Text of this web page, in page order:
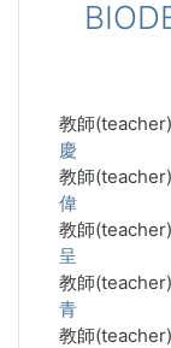
教師
慶
教師
偉
教師
呈
教師
青
教師